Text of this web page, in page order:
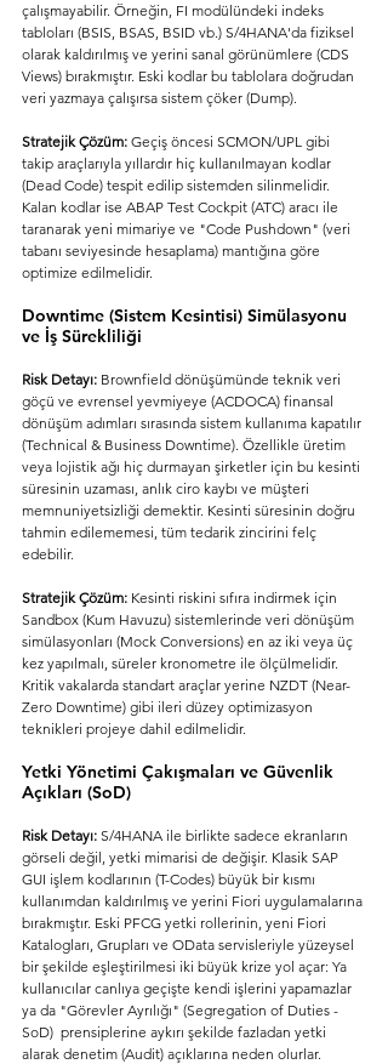
çalışmayabilir. Örneğin, FI modülündeki indeks
tabloları (BSIS, BSAS, BSID vb.) S/4HANA'da fiziksel
olarak kaldırılmış ve yerini sanal görünümlere (CDS
Views) bırakmıştır. Eski kodlar bu tablolara doğrudan
veri yazmaya çalışırsa sistem çöker (Dump).
Stratejik Çözüm: Geçiş öncesi SCMON/UPL gibi
takip araçlarıyla yıllardır hiç kullanılmayan kodlar
(Dead Code) tespit edilip sistemden silinmelidir.
Kalan kodlar ise ABAP Test Cockpit (ATC) aracı ile
taranarak yeni mimariye ve "Code Pushdown" (veri
tabanı seviyesinde hesaplama) mantığına göre
optimize edilmelidir.
Downtime (Sistem Kesintisi) Simülasyonu
ve İş Sürekliliği
Risk Detayı: Brownfield dönüşümünde teknik veri
göçü ve evrensel yevmiyeye (ACDOCA) finansal
dönüşüm adımları sırasında sistem kullanıma kapatılır
(Technical & Business Downtime). Özellikle üretim
veya lojistik ağı hiç durmayan şirketler için bu kesinti
süresinin uzaması, anlık ciro kaybı ve müşteri
memnuniyetsizliği demektir. Kesinti süresinin doğru
tahmin edilememesi, tüm tedarik zincirini felç
edebilir.
Stratejik Çözüm: Kesinti riskini sıfıra indirmek için
Sandbox (Kum Havuzu) sistemlerinde veri dönüşüm
simülasyonları (Mock Conversions) en az iki veya üç
kez yapılmalı, süreler kronometre ile ölçülmelidir.
Kritik vakalarda standart araçlar yerine NZDT (Near-
Zero Downtime) gibi ileri düzey optimizasyon
teknikleri projeye dahil edilmelidir.
Yetki Yönetimi Çakışmaları ve Güvenlik
Açıkları (SoD)
Risk Detayı: S/4HANA ile birlikte sadece ekranların
görseli değil, yetki mimarisi de değişir. Klasik SAP
GUI işlem kodlarının (T-Codes) büyük bir kısmı
kullanımdan kaldırılmış ve yerini Fiori uygulamalarına
bırakmıştır. Eski PFCG yetki rollerinin, yeni Fiori
Katalogları, Grupları ve OData servisleriyle yüzeysel
bir şekilde eşleştirilmesi iki büyük krize yol açar: Ya
kullanıcılar canlıya geçişte kendi işlerini yapamazlar
ya da "Görevler Ayrılığı" (Segregation of Duties -
SoD)  prensiplerine aykırı şekilde fazladan yetki
alarak denetim (Audit) açıklarına neden olurlar.